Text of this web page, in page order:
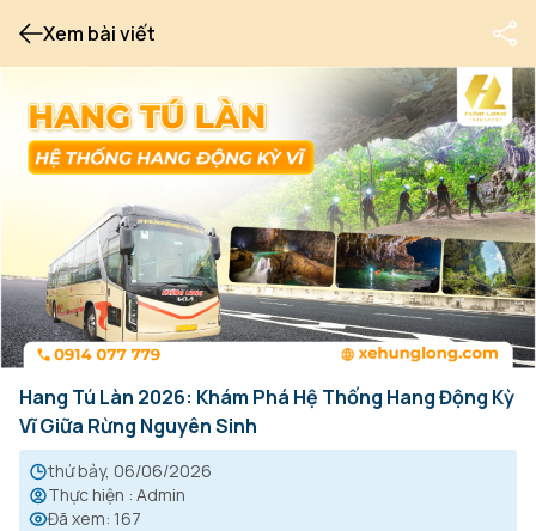
Xem bài viết
Hang Tú Làn 2026: Khám Phá Hệ Thống Hang Động Kỳ
Vĩ Giữa Rừng Nguyên Sinh
thứ bảy, 06/06/2026
Thực hiện : Admin
Đã xem: 167